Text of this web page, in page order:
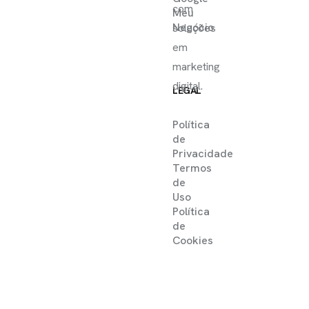
Meu
Negócio
LEGAL
Política
de
Privacidade
Termos
de
Uso
Política
de
Cookies
com
soluções
em
marketing
digital.